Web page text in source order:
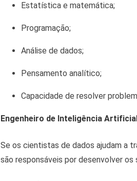
Estatística e matemática;
Programação;
Análise de dados;
Pensamento analítico;
Capacidade de resolver
Engenheiro de Inteligência
Se os cientistas de dados ajudam a
são responsáveis por desenvolver